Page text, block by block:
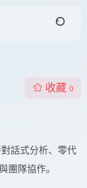
收藏 0
話式分析、零代
團隊協作。